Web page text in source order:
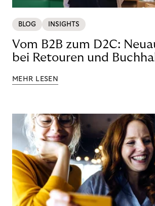
BLOG INSIGHTS
Vom B2B zum D2C:
bei Retouren und
MEHR LESEN